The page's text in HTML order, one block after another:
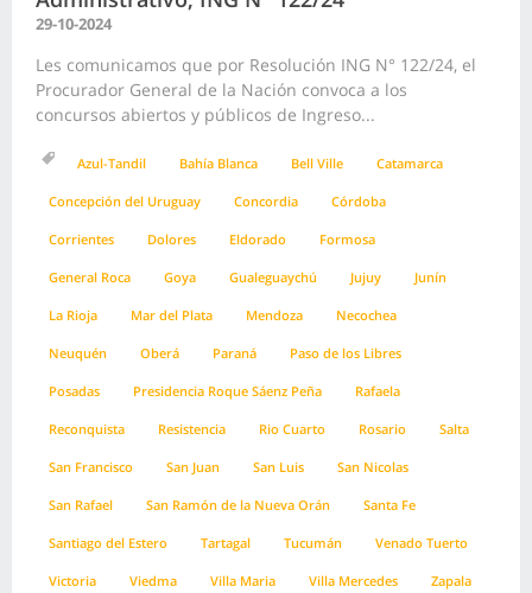
29-10-2024
Les comunicamos que por Resolución ING N° 122/24, el
Procurador General de la Nación convoca a los
concursos abiertos y públicos de Ingreso...
Azul-Tandil Bahía Blanca Bell Ville Catamarca
Concepción del Uruguay Concordia Córdoba
Corrientes Dolores Eldorado Formosa
General Roca Goya Gualeguaychú Jujuy Junín
La Rioja Mar del Plata Mendoza Necochea
Neuquén Oberá Paraná Paso de los Libres
Posadas Presidencia Roque Sáenz Peña Rafaela
Reconquista Resistencia Rio Cuarto Rosario Salta
San Francisco San Juan San Luis San Nicolas
San Rafael San Ramón de la Nueva Orán Santa Fe
Santiago del Estero Tartagal Tucumán Venado Tuerto
Victoria Viedma Villa Maria Villa Mercedes Zapala